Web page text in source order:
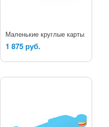
Маленькие круглые карты
1 875 руб.